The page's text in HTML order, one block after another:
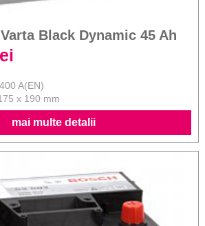
Black Dynamic 45 Ah
A(EN)
x 190 mm
mai multe detalii